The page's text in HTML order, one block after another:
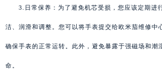
3.日常保养：为了避免机芯受损，您应该定期进
洁、润滑和调整。您可以将手表提交给欧米茄维修中
确保手表的正常运转。此外，避免暴露于强磁场和潮
命。